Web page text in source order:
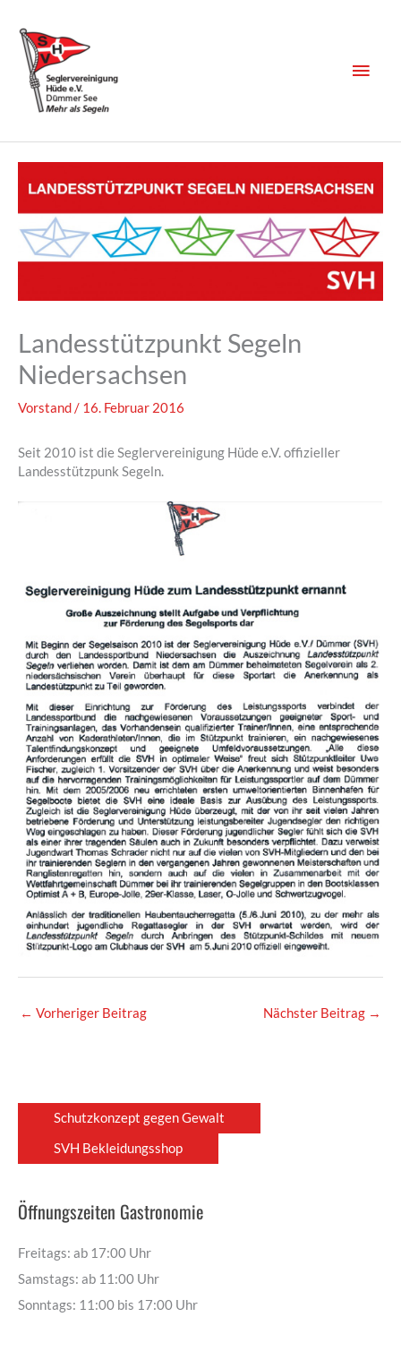
Inhalt
springen
Landesstützpunkt Segeln
Niedersachsen
Vorstand/ 16. Februar 2016
Seit 2010 ist die Seglervereinigung Hüde e.V. offizieller
Landesstützpunk Segeln.
← Vorheriger Beitrag Nächster Beitrag →
Schutzkonzept gegen Gewalt
SVH Bekleidungsshop
Öffnungszeiten Gastronomie
Freitags: ab 17:00 Uhr
Samstags: ab 11:00 Uhr
Sonntags: 11:00 bis 17:00 Uhr